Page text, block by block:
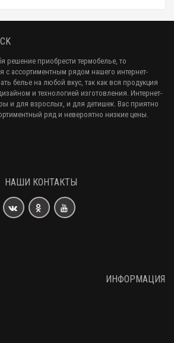
решение приобрести термобелье, то
с ассортиментным рядом нашего интернет-
белье на любой вкус, так как вся продукция
и технологией изготовления. Интернет-
и для взрослых, и для детишек. Вас приятно
ряд и невероятно низкие цены.
НАШИ КОНТАКТЫ
ИНФОРМАЦИЯ